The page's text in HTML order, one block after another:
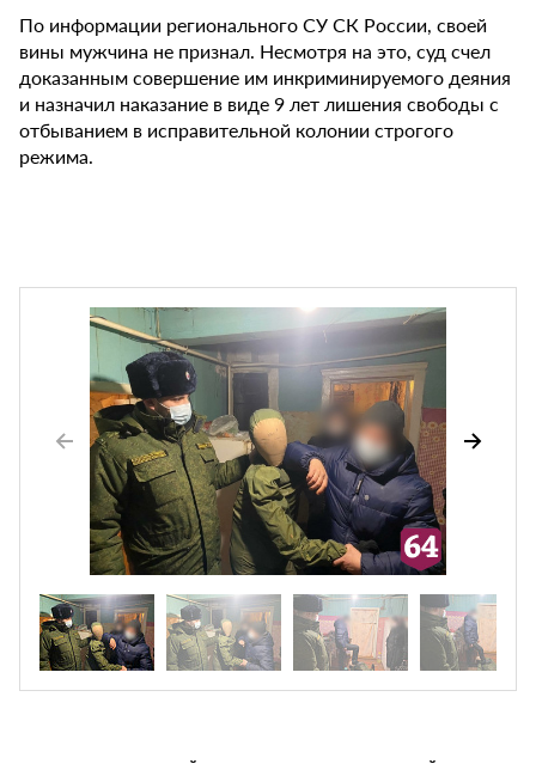
По информации регионального СУ СК России, своей
вины мужчина не признал. Несмотря на это, суд счел
доказанным совершение им инкриминируемого деяния
и назначил наказание в виде 9 лет лишения свободы с
отбыванием в исправительной колонии строгого
режима.